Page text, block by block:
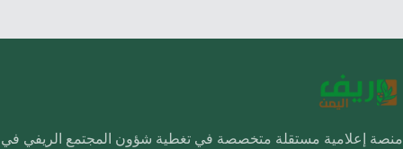
منصة إعلامية مستقلة متخصصة في تغطية شؤون المجتمع الريفي في